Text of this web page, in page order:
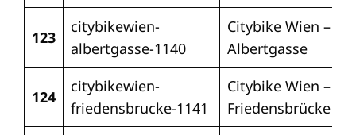
123
citybikewien-
albertgasse-1140
Citybike Wien –
Albertgasse
124
citybikewien-
friedensbrucke-1141
Citybike Wien –
Friedensbrücke